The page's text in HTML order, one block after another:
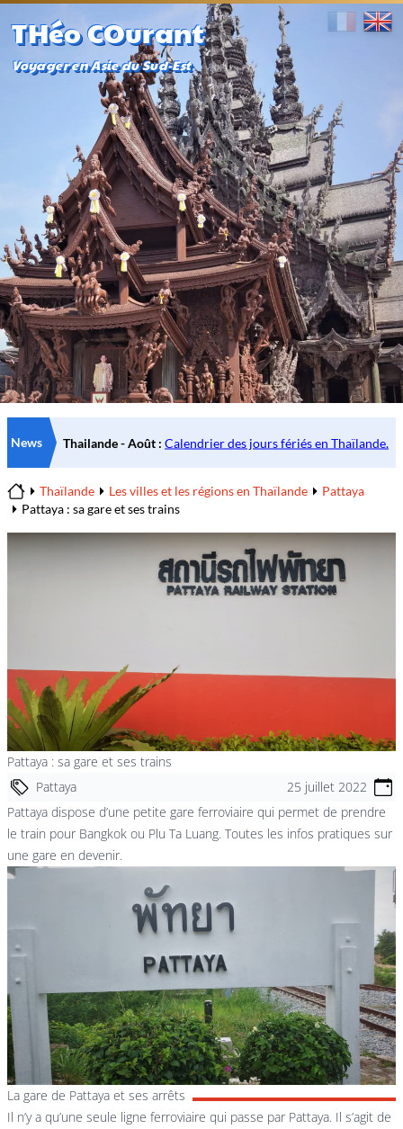
THéo COurant
Voyager en Asie du Sud-Est
News
Home
Thaïlande Les villes et les régions en Thaïlande
Pattaya
Pattaya : sa gare et ses trains
Pattaya : sa gare et ses trains
Pattaya
25 juillet 2022
Pattaya dispose d’une petite gare ferroviaire qui permet de prendre
le train pour Bangkok ou Plu Ta Luang. Toutes les infos pratiques sur
une gare en devenir.
La gare de Pattaya et ses arrêts
Il n’y a qu’une seule ligne ferroviaire qui passe par Pattaya. Il s’agit de